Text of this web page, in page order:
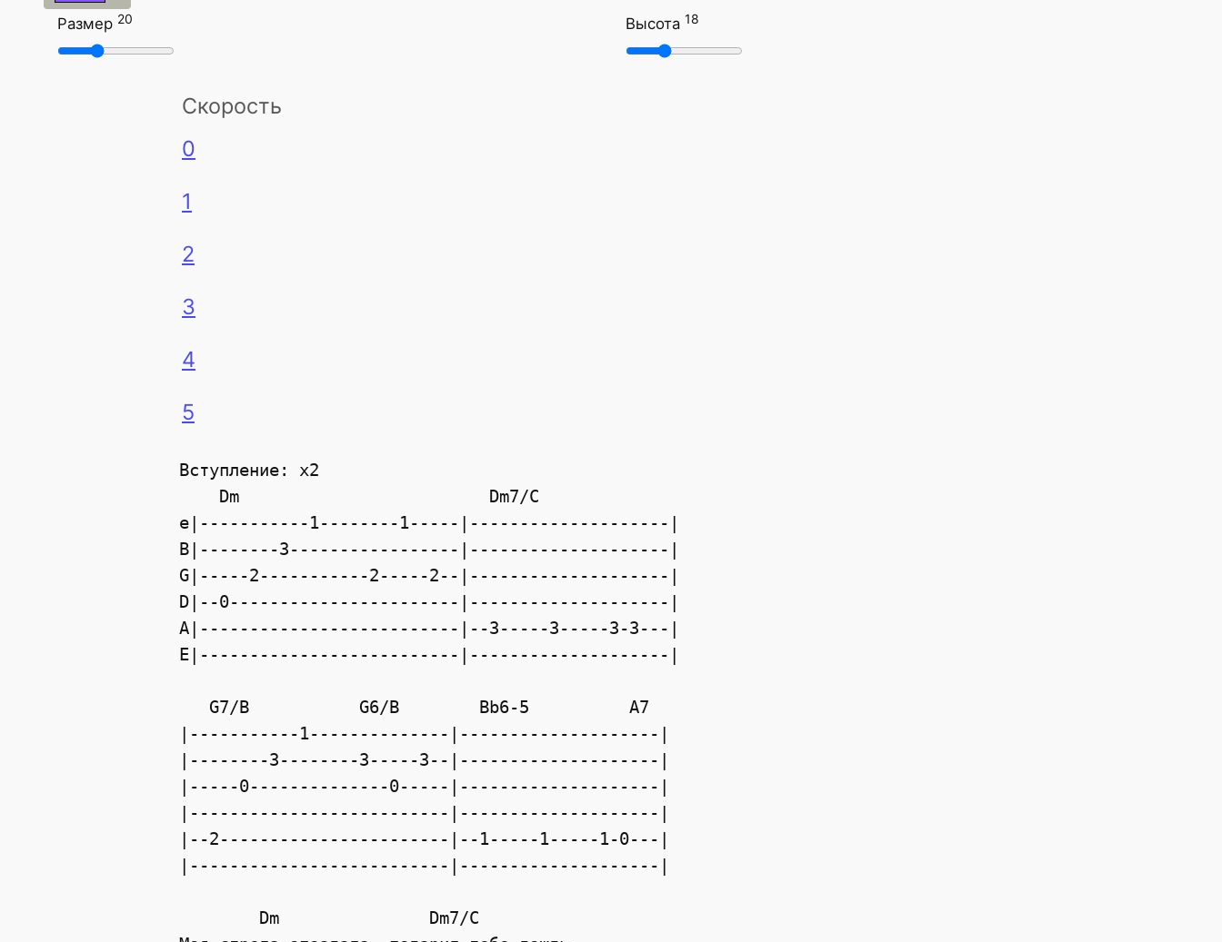
Размер 20 Высота 18
Скорость
0
1
2
3
4
5
Вступление: x2
    Dm                         Dm7/C
e|-----------1--------1-----|--------------------|
B|--------3-----------------|--------------------|
G|-----2-----------2-----2--|--------------------|
D|--0-----------------------|--------------------|
A|--------------------------|--3-----3-----3-3---|
E|--------------------------|--------------------|
   G7/B           G6/B        Bb6-5          A7
|-----------1--------------|--------------------|
|--------3--------3-----3--|--------------------|
|-----0--------------0-----|--------------------|
|--------------------------|--------------------|
|--2-----------------------|--1-----1-----1-0---|
|--------------------------|--------------------|
        Dm               Dm7/C